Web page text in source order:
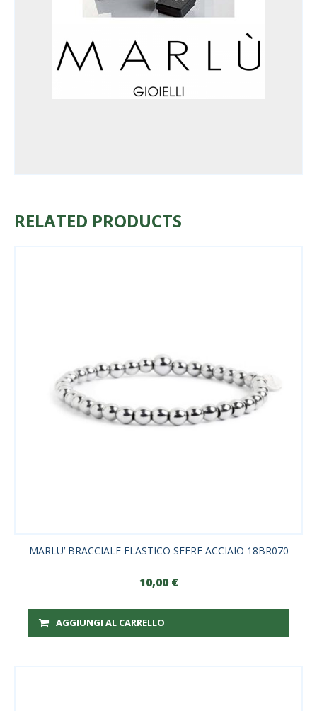
RELATED PRODUCTS
MARLU’ BRACCIALE ELASTICO SFERE ACCIAIO 18BR070
10,00 €
AGGIUNGI AL CARRELLO